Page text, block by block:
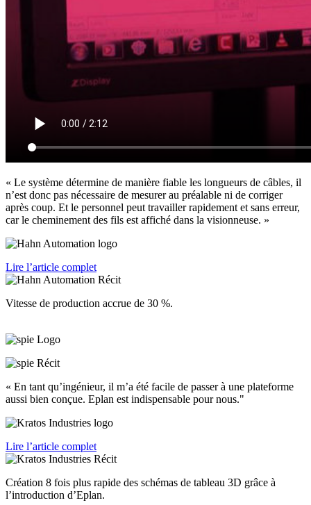
« Le système détermine de manière fiable les longueurs de câbles, il
n’est donc pas nécessaire de mesurer au préalable ni de corriger
après coup. Et le personnel peut travailler rapidement et sans erreur,
car le cheminement des fils est affiché dans la visionneuse. »
Lire l’article complet
Vitesse de production accrue de 30 %.
« En tant qu’ingénieur, il m’a été facile de passer à une plateforme
aussi bien conçue. Eplan est indispensable pour nous."
Lire l’article complet
Création 8 fois plus rapide des schémas de tableau 3D grâce à
l’introduction d’Eplan.